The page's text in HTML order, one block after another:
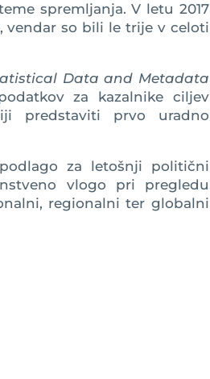
spremljanja. V letu 2017
vendar so bili le trije v celoti
Data and Metadata
za kazalnike ciljev
predstaviti prvo uradno
za letošnji politični
vlogo pri pregledu
regionalni ter globalni